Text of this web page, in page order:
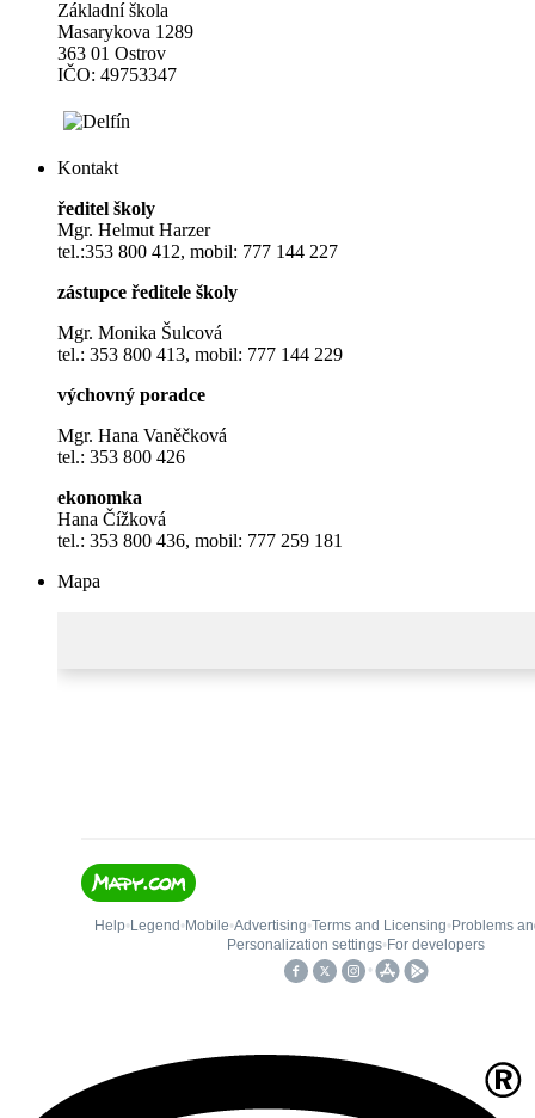
Základní škola
Masarykova 1289
363 01 Ostrov
IČO: 49753347
Kontakt
ředitel školy
Mgr. Helmut Harzer
tel.:353 800 412, mobil: 777 144 227
zástupce ředitele školy
Mgr. Monika Šulcová
tel.: 353 800 413, mobil: 777 144 229
výchovný poradce
Mgr. Hana Vaněčková
tel.: 353 800 426
ekonomka
Hana Čížková
tel.: 353 800 436, mobil: 777 259 181
Mapa